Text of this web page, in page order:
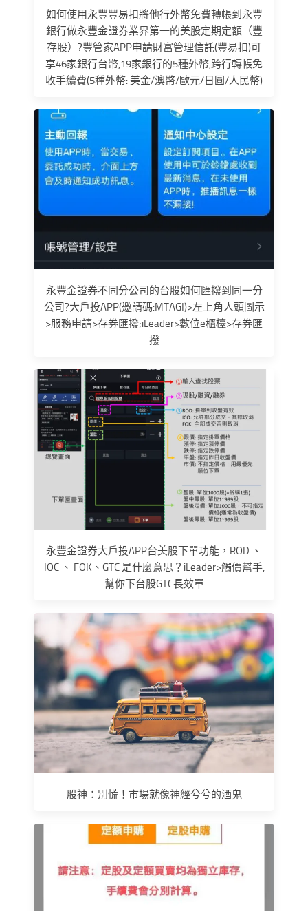
如何使用永豐豐易扣將他行外幣免費轉帳到永豐
銀行做永豐金證券業界第一的美股定期定額（豐
存股）?豐管家APP申請財富管理信託(豐易扣)可
享46家銀行台幣,19家銀行的5種外幣,跨行轉帳免
收手續費(5種外幣: 美金/澳幣/歐元/日圓/人民幣)
永豐金證券不同分公司的台股如何匯撥到同一分
公司?大戶投APP(邀請碼:MTAGI)>左上角人頭圖示
>服務申請>存券匯撥;iLeader>數位e櫃檯>存券匯
撥
永豐金證券大戶投APP台美股下單功能，ROD 、
IOC 、 FOK、GTC 是什麼意思？iLeader>觸價幫手,
幫你下台股GTC長效單
股神：別慌！市場就像神經兮兮的酒鬼